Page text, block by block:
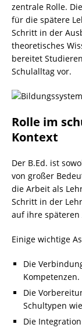
zentrale Rolle.
für die spätere
Schritt in der
theoretisches
bereitet
Schulalltag vor.
Rolle im
Kontext
Der B.Ed. ist
von großer
die Arbeit als
Schritt in der
auf ihre
Einige wichtige
Die
Kompetenzen.
Die
Schultypen
Die